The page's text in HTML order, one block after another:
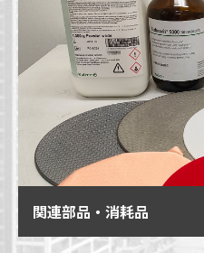
関連部品・消耗品